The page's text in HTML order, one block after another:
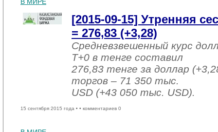
[2015-09-15] Утренняя
= 276,83 (+3,28)
Средневзвешенный курс
T+0 в тенге составил
276,83 тенге за доллар
торгов – 71 350 тыс.
USD (+43 050 тыс. USD).
15 сентября 2015 года • • комментариев 0